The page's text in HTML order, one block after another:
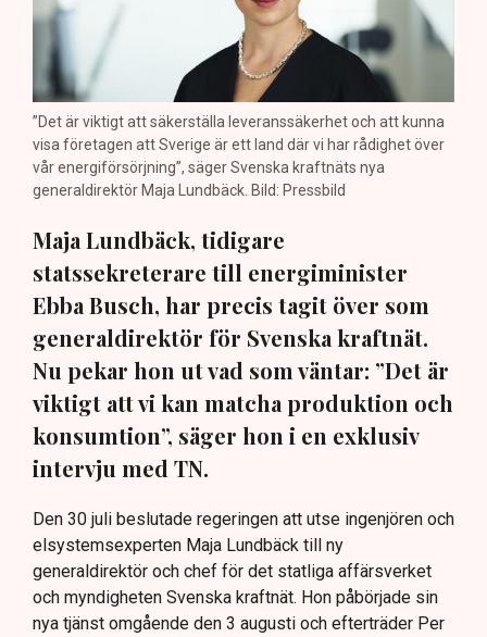
”Det är viktigt att säkerställa leveranssäkerhet och att kunna
visa företagen att Sverige är ett land där vi har rådighet över
vår energiförsörjning”, säger Svenska kraftnäts nya
generaldirektör Maja Lundbäck. Bild: Pressbild
Maja Lundbäck, tidigare
statssekreterare till energiminister
Ebba Busch, har precis tagit över som
generaldirektör för Svenska kraftnät.
Nu pekar hon ut vad som väntar: ”Det är
viktigt att vi kan matcha produktion och
konsumtion”, säger hon i en exklusiv
intervju med TN.
Den 30 juli beslutade regeringen att utse ingenjören och
elsystemsexperten Maja Lundbäck till ny
generaldirektör och chef för det statliga affärsverket
och myndigheten Svenska kraftnät. Hon påbörjade sin
nya tjänst omgående den 3 augusti och efterträder Per